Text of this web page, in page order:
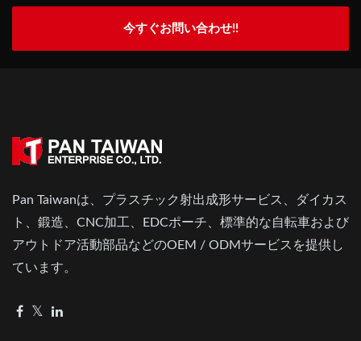
今すぐお問い合わせ!!
Pan Taiwanは、プラスチック射出成形サービス、ダイカス
ト、鍛造、CNC加工、EDCポーチ、標準的な自転車および
アウトドア活動部品などのOEM / ODMサービスを提供し
ています。